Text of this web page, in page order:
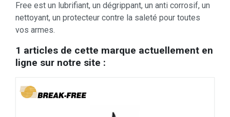
Free est un lubrifiant, un dégrippant, un anti corrosif, un
nettoyant, un protecteur contre la saleté pour toutes
vos armes.
1 articles de cette marque actuellement en
ligne sur notre site :